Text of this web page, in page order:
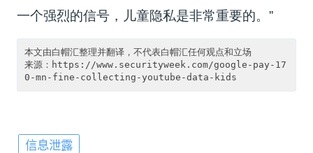
一个强烈的信号，儿童隐私是非常重要的。”
本文由白帽汇整理并翻译，不代表白帽汇任何观点和立场
来源：https://www.securityweek.com/google-pay-17
信息泄露